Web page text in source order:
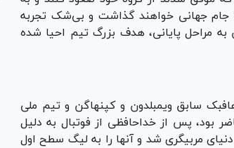
از ۲۸ سال بار دیگر پای به جام جهانی خواهند گذاشت و بی‌شک تجربه
مراحل پایانی، هدف بزرگ تیم احیا شده
سابق ویمبلدون و کپنهاگن و تیم ملی
در ترکیب کشورش حاضر بود، پس از خداحافظی از فوتبال به دلیل
وارد دنیای مربیگری شد و آنها را به لیگ سطح اول